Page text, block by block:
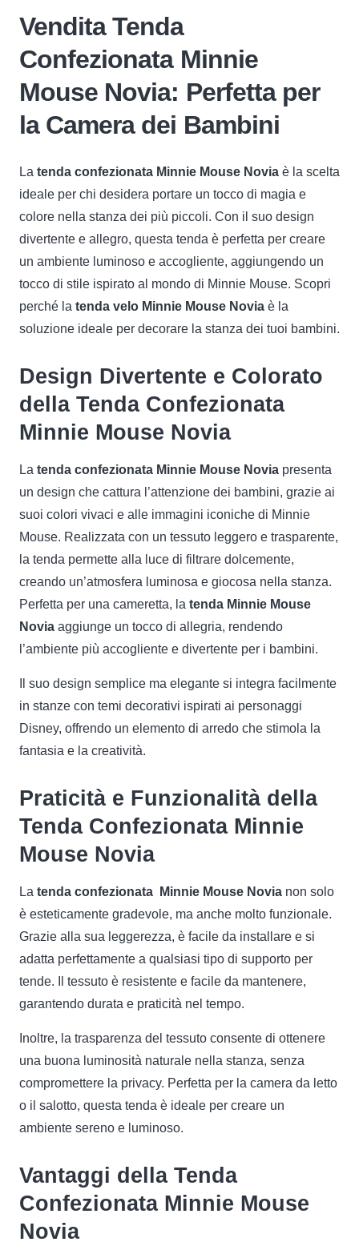
quantità
Vendita Tenda
Confezionata Minnie
Mouse Novia: Perfetta per
la Camera dei Bambini
La tenda confezionata Minnie Mouse Novia è la scelta
ideale per chi desidera portare un tocco di magia e
colore nella stanza dei più piccoli. Con il suo design
divertente e allegro, questa tenda è perfetta per creare
un ambiente luminoso e accogliente, aggiungendo un
tocco di stile ispirato al mondo di Minnie Mouse. Scopri
perché la tenda velo Minnie Mouse Novia è la
soluzione ideale per decorare la stanza dei tuoi bambini.
Design Divertente e Colorato
della Tenda Confezionata
Minnie Mouse Novia
La tenda confezionata Minnie Mouse Novia presenta
un design che cattura l’attenzione dei bambini, grazie ai
suoi colori vivaci e alle immagini iconiche di Minnie
Mouse. Realizzata con un tessuto leggero e trasparente,
la tenda permette alla luce di filtrare dolcemente,
creando un’atmosfera luminosa e giocosa nella stanza.
Perfetta per una cameretta, la tenda Minnie Mouse
Novia aggiunge un tocco di allegria, rendendo
l’ambiente più accogliente e divertente per i bambini.
Il suo design semplice ma elegante si integra facilmente
in stanze con temi decorativi ispirati ai personaggi
Disney, offrendo un elemento di arredo che stimola la
fantasia e la creatività.
Praticità e Funzionalità della
Tenda Confezionata Minnie
Mouse Novia
La tenda confezionata Minnie Mouse Novia non solo
è esteticamente gradevole, ma anche molto funzionale.
Grazie alla sua leggerezza, è facile da installare e si
adatta perfettamente a qualsiasi tipo di supporto per
tende. Il tessuto è resistente e facile da mantenere,
garantendo durata e praticità nel tempo.
Inoltre, la trasparenza del tessuto consente di ottenere
una buona luminosità naturale nella stanza, senza
compromettere la privacy. Perfetta per la camera da letto
o il salotto, questa tenda è ideale per creare un
ambiente sereno e luminoso.
Vantaggi della Tenda
Confezionata Minnie Mouse
Novia